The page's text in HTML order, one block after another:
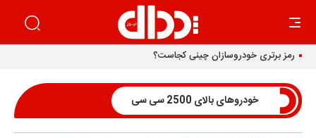
رمز برتری خودروسازان چینی کجاست؟
خودرو‌های بالای 2500 سی سی